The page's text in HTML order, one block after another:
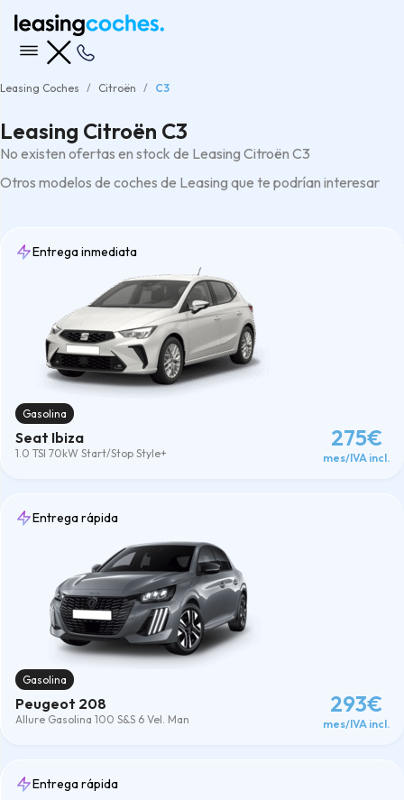
Leasing Coches Citroën C3
Leasing Citroën C3
No existen ofertas en stock de Leasing Citroën C3
Otros modelos de coches de Leasing que te podrían interesar
Entrega inmediata
Gasolina
Seat Ibiza
1.0 TSI 70kW Start/Stop Style+
275€
mes/IVA incl.
Entrega rápida
Gasolina
Peugeot 208
Allure Gasolina 100 S&S 6 Vel. Man
293€
mes/IVA incl.
Entrega rápida